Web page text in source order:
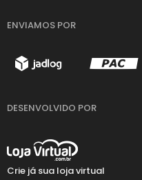
ENVIAMOS POR
DESENVOLVIDO POR
Crie já sua loja virtual